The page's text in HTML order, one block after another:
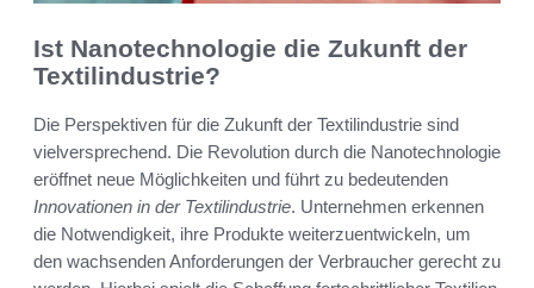
Ist Nanotechnologie die Zukunft der
Textilindustrie?
Die Perspektiven für die Zukunft der Textilindustrie sind
vielversprechend. Die Revolution durch die Nanotechnologie
eröffnet neue Möglichkeiten und führt zu bedeutenden
Innovationen in der Textilindustrie. Unternehmen erkennen
die Notwendigkeit, ihre Produkte weiterzuentwickeln, um
den wachsenden Anforderungen der Verbraucher gerecht zu